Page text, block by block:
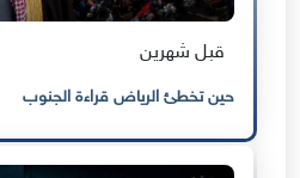
قبل شهرين
حين تخطئ الرياض قراءة الجنوب